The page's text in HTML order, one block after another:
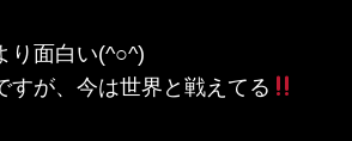
り面白い(^○^)
すが、今は世界と戦えてる